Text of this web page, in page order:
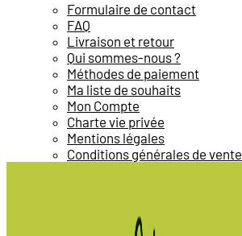
Formulaire de contact
FAQ
Livraison et retour
Qui sommes-nous ?
Méthodes de paiement
Ma liste de souhaits
Mon Compte
Charte vie privée
Mentions légales
Conditions générales de vente